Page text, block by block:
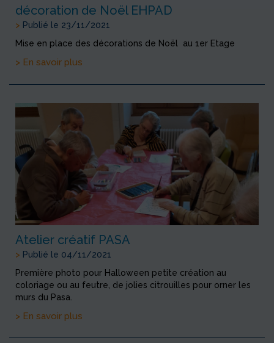
décoration de Noël EHPAD
> Publié le 23/11/2021
Mise en place des décorations de Noël au 1er Etage
> En savoir plus
Atelier créatif PASA
> Publié le 04/11/2021
Première photo pour Halloween petite création au
coloriage ou au feutre, de jolies citrouilles pour orner les
murs du Pasa.
> En savoir plus